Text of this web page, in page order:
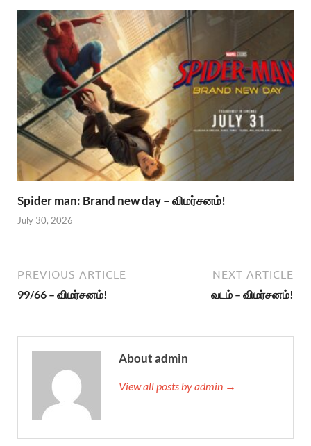
Spider man: Brand new day – விமர்சனம்!
July 30, 2026
PREVIOUS ARTICLE
99/66 – விமர்சனம்!
NEXT ARTICLE
வடம் – விமர்சனம்!
About admin
View all posts by admin →